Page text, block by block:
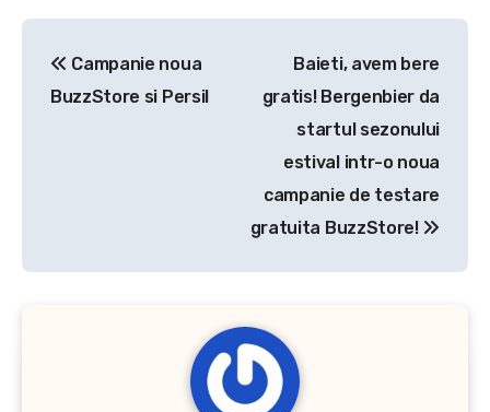
Campanie noua
BuzzStore si Persil
Baieti, avem bere
gratis! Bergenbier da
startul sezonului
estival intr-o noua
campanie de testare
gratuita BuzzStore!